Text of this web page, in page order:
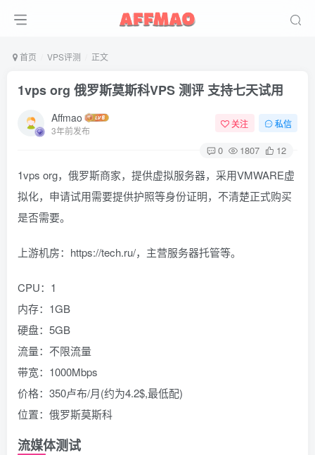
首页 VPS评测 正文
1vps org 俄罗斯莫斯科VPS 测评 支持七天试用
Affmao
3年前发布
关注 私信
0 1807 12
1vps org，俄罗斯商家，提供虚拟服务器，采用VMWARE虚
拟化，申请试用需要提供护照等身份证明，不清楚正式购买
是否需要。
上游机房：https://tech.ru/，主营服务器托管等。
CPU：1
内存：1GB
硬盘：5GB
流量：不限流量
带宽：1000Mbps
价格：350卢布/月(约为4.2$,最低配)
位置：俄罗斯莫斯科
流媒体测试